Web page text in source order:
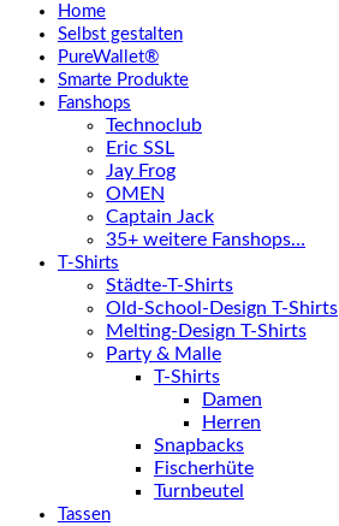
Home
Selbst gestalten
PureWallet®
Smarte Produkte
Fanshops
Technoclub
Eric SSL
Jay Frog
OMEN
Captain Jack
35+ weitere Fanshops…
T-Shirts
Städte-T-Shirts
Old-School-Design T-Shirts
Melting-Design T-Shirts
Party & Malle
T-Shirts
Damen
Herren
Snapbacks
Fischerhüte
Turnbeutel
Tassen